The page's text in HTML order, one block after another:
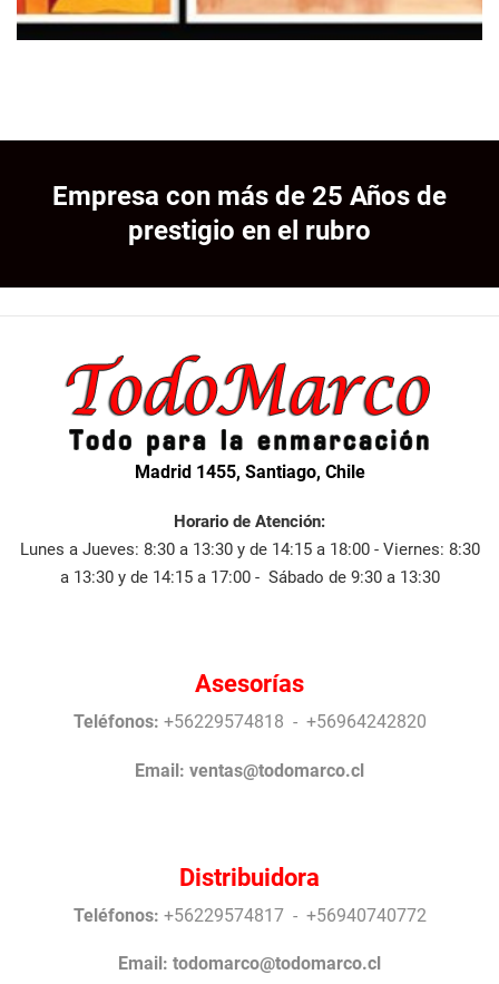
Empresa con más de 25 Años de
prestigio en el rubro
Madrid 1455, Santiago, Chile
Horario de Atención:
Lunes a Jueves: 8:30 a 13:30 y de 14:15 a 18:00 - Viernes: 8:30
a 13:30 y de 14:15 a 17:00 - Sábado de 9:30 a 13:30
Asesorías
Teléfonos: +56229574818 - +56964242820
Email: ventas@todomarco.cl
Distribuidora
Teléfonos: +56229574817 - +56940740772
Email: todomarco@todomarco.cl